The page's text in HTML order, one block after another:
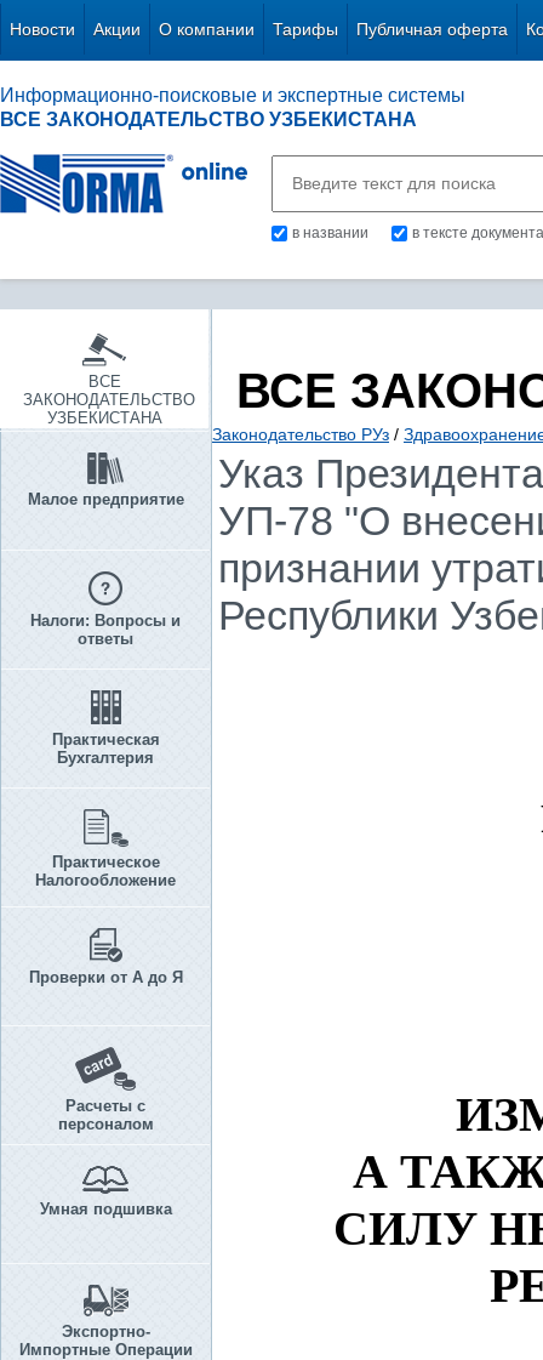
Новости Акции О компании Тарифы Публичная оферта
Информационно-поисковые и экспертные системы
ВСЕ ЗАКОНОДАТЕЛЬСТВО УЗБЕКИСТАНА
в названии в тексте документа
ВСЕ
ЗАКОНОДАТЕЛЬСТВО
УЗБЕКИСТАНА
Малое предприятие
Налоги: Вопросы и
ответы
Практическая
Бухгалтерия
Практическое
Налогообложение
Проверки от А до Я
Расчеты с
персоналом
Умная подшивка
Экспортно-
Импортные Операции
ВСЕ
Законодательство РУз /
Указ
УП-78 "О
признании
Республики
А
СИЛУ